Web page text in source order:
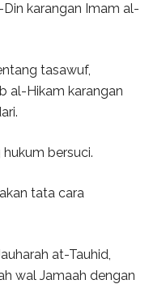
Din karangan Imam al-
tasawuf,
al-Hikam karangan
bersuci.
tata cara
at-Tauhid,
wal Jamaah dengan